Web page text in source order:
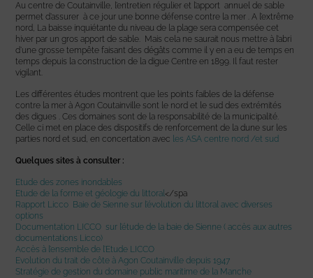
Au centre de Coutainville, l’entretien régulier et l’apport annuel de sable
permet d’assurer à ce jour une bonne défense contre la mer . A l’extrême
nord, La baisse inquiétante du niveau de la plage sera compensée cet
hiver par un gros apport de sable. Mais cela ne saurait nous mettre à l’abri
d’une grosse tempête faisant des dégâts comme il y en a eu de temps en
temps depuis la construction de la digue Centre en 1899. Il faut rester
vigilant.
Les différentes études montrent que les points faibles de la défense
contre la mer à Agon Coutainville sont le nord et le sud des extrémités
des digues . Ces domaines sont de la responsabilité de la municipalité.
Celle ci met en place des dispositifs de renforcement de la dune sur les
parties nord et sud, en concertation avec les ASA centre nord /et sud
Quelques sites à consulter :
Etude des zones inondables
Etude de la forme et géologie du littoral</spa
Rapport Licco Baie de Sienne sur l’évolution du littoral avec diverses
options
Documentation LICCO sur l’étude de la baie de Sienne ( accès aux autres
documentations Licco)
Accès à l’ensemble de l’Etude LICCO
Evolution du trait de côte à Agon Coutainville depuis 1947
Stratégie de gestion du domaine public maritime de la Manche